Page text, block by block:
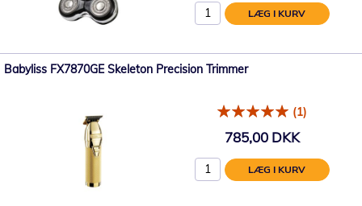
LÆG I KURV
Babyliss FX7870GE Skeleton Precision Trimmer
(1)
785,00 DKK
LÆG I KURV